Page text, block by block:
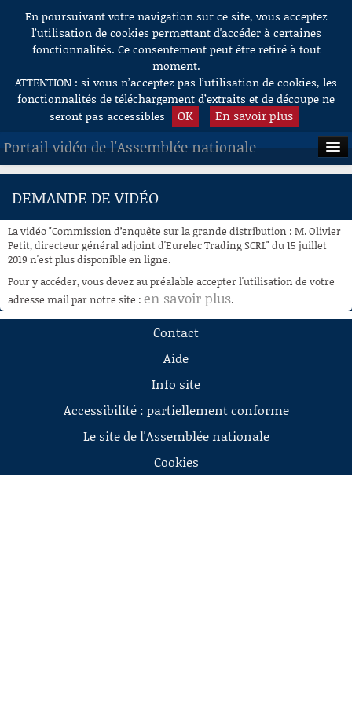
Aller au contenu
En poursuivant votre navigation sur ce site, vous acceptez
l’utilisation de cookies permettant d'accéder à certaines
fonctionnalités. Ce consentement peut être retiré à tout
moment.
ATTENTION : si vous n’acceptez pas l’utilisation de cookies, les
fonctionnalités de téléchargement d’extraits et de découpe ne
seront pas accessibles
OK En savoir plus
Portail vidéo de l'Assemblée nationale
ACCUEIL
À LA DEMANDE
RECHERCHE
AIDE À LA DÉCOUPE
DE VIDÉOS
DEMANDE DE VIDÉO
La vidéo "Commission d’enquête sur la grande distribution : M. Olivier
Petit, directeur général adjoint d'Eurelec Trading SCRL" du 15 juillet
2019 n'est plus disponible en ligne.
Pour y accéder, vous devez au préalable accepter l'utilisation de votre
adresse mail par notre site : en savoir plus.
Contact
Aide
Info site
Accessibilité : partiellement conforme
Le site de l'Assemblée nationale
Cookies